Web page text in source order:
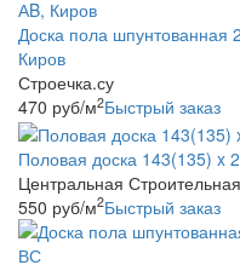
Доска пола шпунтованная
Киров
Строечка.су
470 руб/м2Быстрый заказ
Половая доска 143(135) x
Центральная
550 руб/м2Быстрый заказ